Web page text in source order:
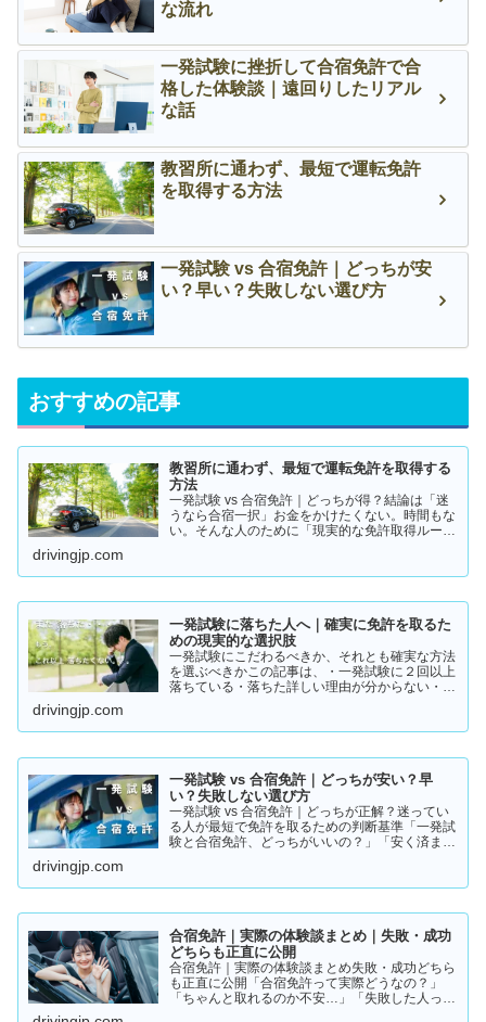
な流れ
一発試験に挫折して合宿免許で合
格した体験談｜遠回りしたリアル
な話
教習所に通わず、最短で運転免許
を取得する方法
一発試験 vs 合宿免許｜どっちが安
い？早い？失敗しない選び方
おすすめの記事
教習所に通わず、最短で運転免許を取得する
方法
一発試験 vs 合宿免許｜どっちが得？結論は「迷
うなら合宿一択」お金をかけたくない。時間もな
い。そんな人のために「現実的な免許取得ルー
2つです。・一発試験…
drivingjp.com
一発試験に落ちた人へ｜確実に免許を取るた
めの現実的な選択肢
一発試験にこだわるべきか、それとも確実な方法
を選ぶべきかこの記事は、・一発試験に２回以上
落ちている・落ちた詳しい理由が分からない・こ
らに何回も落ちる・数…
drivingjp.com
一発試験 vs 合宿免許｜どっちが安い？早
い？失敗しない選び方
一発試験 vs 合宿免許｜どっちが正解？迷ってい
る人が最短で免許を取るための判断基準「一発試
験と合宿免許、どっちがいいの？」「安く済ませ
と、人によって最適…
drivingjp.com
合宿免許｜実際の体験談まとめ｜失敗・成功
どちらも正直に公開
合宿免許｜実際の体験談まとめ失敗・成功どちら
も正直に公開「合宿免許って実際どうなの？」
「ちゃんと取れるのか不安…」「失敗した人って